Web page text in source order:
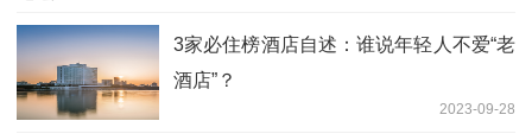
3家必住榜酒店自述：谁说年轻人不爱“老
酒店”？
2023-09-28